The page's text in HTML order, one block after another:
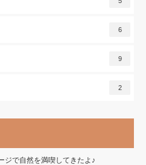
6
9
2
ジで自然を満喫してきたよ♪